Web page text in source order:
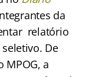
da
relatório
De
MPOG, a